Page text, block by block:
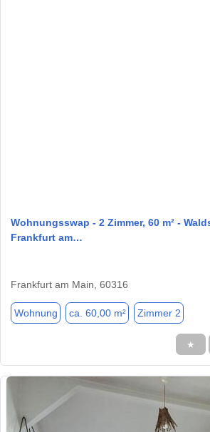
Wohnungsswap - 2 Zimmer, 60 m² -
Frankfurt am…
Frankfurt am Main, 60316
Wohnung ca. 60,00 m² Zimmer 2
★